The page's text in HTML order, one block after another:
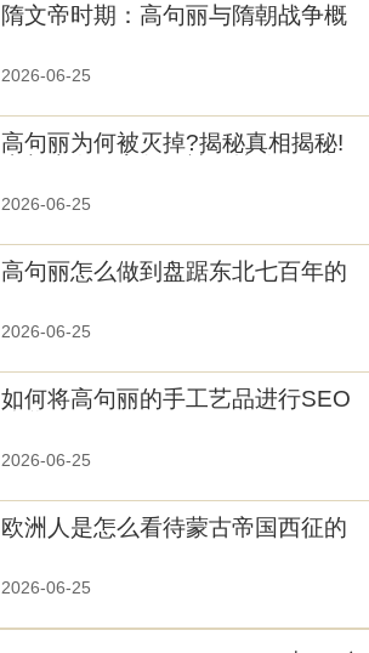
隋文帝时期：高句丽与隋朝战争概
2026-06-25
高句丽为何被灭掉?揭秘真相揭秘!
2026-06-25
高句丽怎么做到盘踞东北七百年的
2026-06-25
如何将高句丽的手工艺品进行SEO
2026-06-25
欧洲人是怎么看待蒙古帝国西征的
2026-06-25